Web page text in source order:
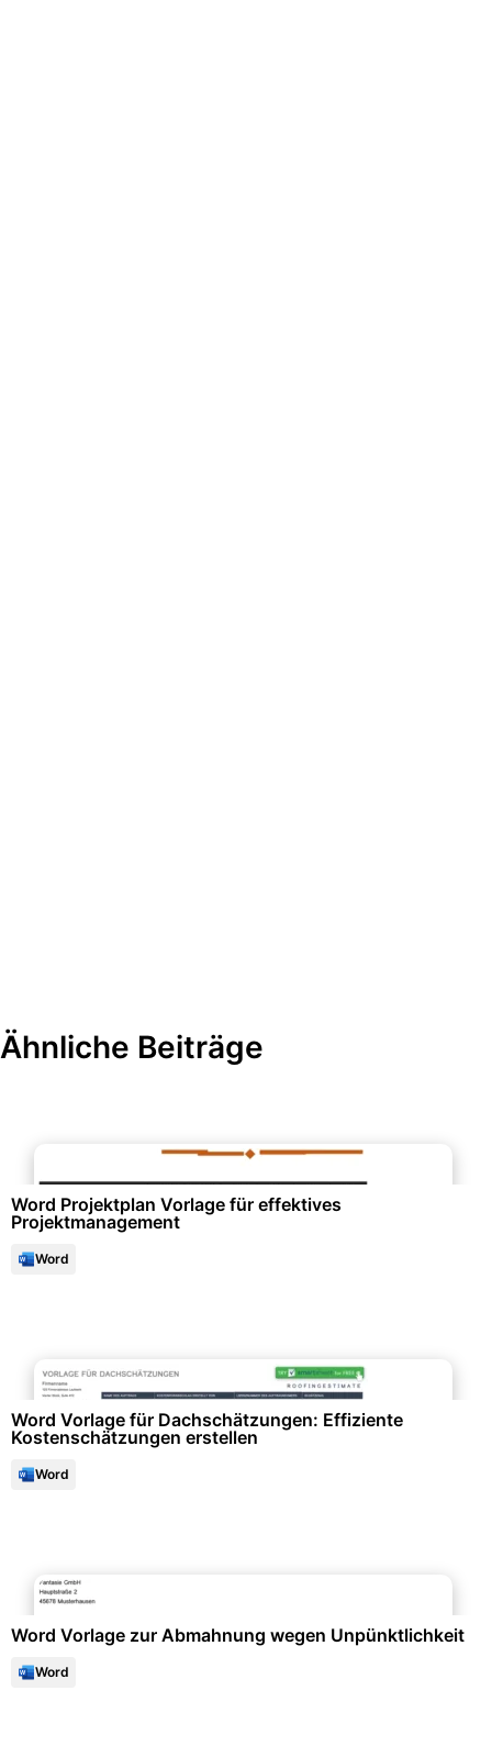
Ähnliche Beiträge
Word Projektplan Vorlage für effektives
Projektmanagement
Word
Word Vorlage für Dachschätzungen: Effiziente
Kostenschätzungen erstellen
Word
Word Vorlage zur Abmahnung wegen Unpünktlichkeit
Word